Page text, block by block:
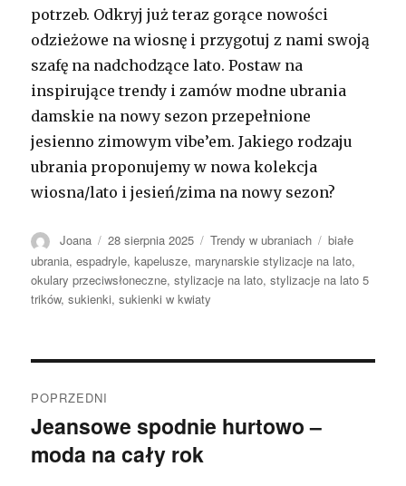
potrzeb. Odkryj już teraz gorące nowości
odzieżowe na wiosnę i przygotuj z nami swoją
szafę na nadchodzące lato. Postaw na
inspirujące trendy i zamów modne ubrania
damskie na nowy sezon przepełnione
jesienno zimowym vibe’em. Jakiego rodzaju
ubrania proponujemy w nowa kolekcja
wiosna/lato i jesień/zima na nowy sezon?
Autor
Joana Opublikowano
28 sierpnia 2025 Kategorie
Trendy w ubraniach Tagi
białe
ubrania,espadryle,kapelusze, marynarskie stylizacje na lato,
okulary przeciwsłoneczne,stylizacje na lato,stylizacje na lato 5
trików,sukienki,sukienki w kwiaty
wpisu
POPRZEDNI
Poprzedni
wpis:
Jeansowe spodnie hurtowo –
moda na cały rok